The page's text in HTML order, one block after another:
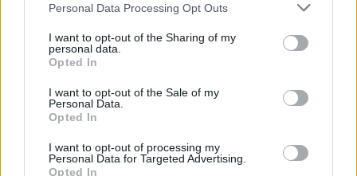
Personal Data Processing Opt Outs
I want to opt-out of the Sharing of my
personal data.
Opted In
I want to opt-out of the Sale of my
Personal Data.
Opted In
I want to opt-out of processing my
Personal Data for Targeted Advertising.
Opted In
NAUJI